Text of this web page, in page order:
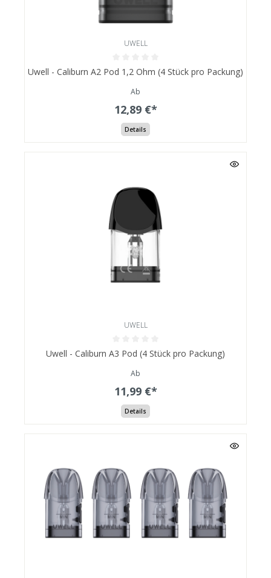
UWELL
Uwell - Caliburn A2 Pod 1,2 Ohm (4 Stück pro Packung)
Ab
12,89 €*
Details
UWELL
Uwell - Caliburn A3 Pod (4 Stück pro Packung)
Ab
11,99 €*
Details